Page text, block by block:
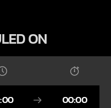
ON
00:00